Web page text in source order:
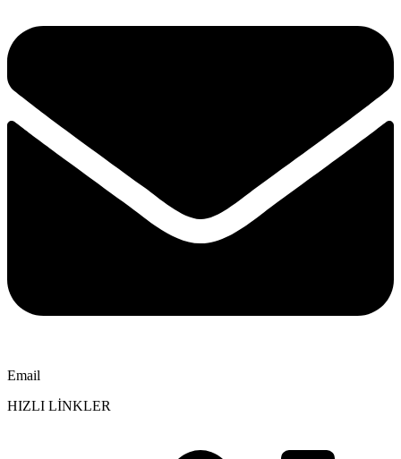
Email
HIZLI LİNKLER